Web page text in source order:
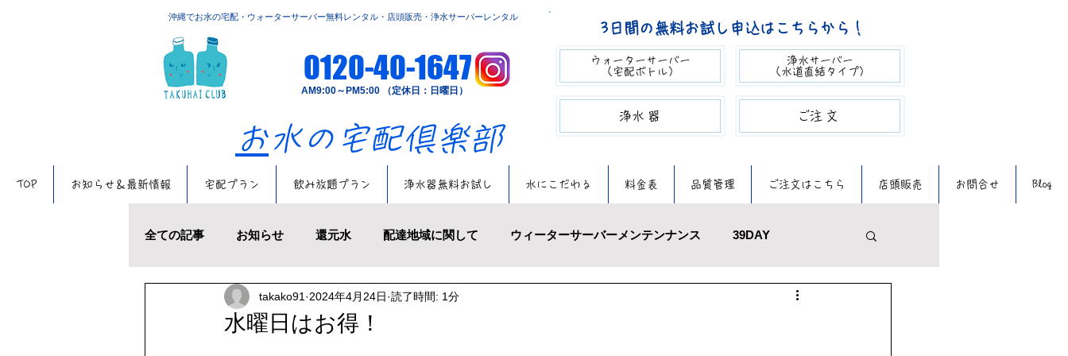
​沖縄でお水の宅配・ウォーターサーバー無料レンタル・店頭販売・浄水サーバーレンタル
0120-40-1647
​AM9:00～PM5:00 （定休日：日曜日）
​お水の宅配倶楽部
3日間の無料お試し申込はこちらから！
ウォーターサーバー​​
（宅配ボトル）
​​浄水器
浄水サーバー
（​水道直結タイプ）
​ご注文​​
TOP お知らせ＆最新情報 宅配プラン 飲み放題プラン 浄水器無料お試し 水にこだわる 料金表 品質管理 ご注文はこちら 店頭販売 お問合せ Blog
全ての記事 お知らせ 還元水 配達地域に関して ウィーターサーバーメンテンナンス 39DAY
お水の話題 キャンペーン πウォーター メンテナンス
水曜日はお得！
takako91 2024年4月24日 読了時間: 1分